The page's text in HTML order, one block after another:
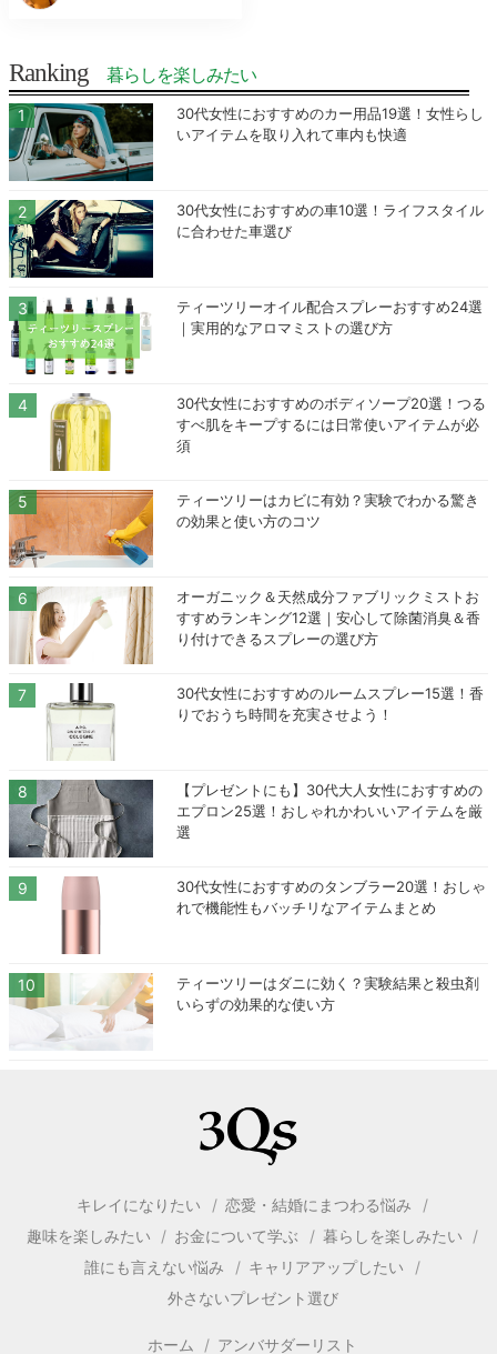
Ranking 暮らしを楽しみたい
30代女性におすすめのカー用品19選！女性らし
いアイテムを取り入れて車内も快適
30代女性におすすめの車10選！ライフスタイル
に合わせた車選び
ティーツリーオイル配合スプレーおすすめ24選
｜実用的なアロマミストの選び方
30代女性におすすめのボディソープ20選！つる
すべ肌をキープするには日常使いアイテムが必
須
ティーツリーはカビに有効？実験でわかる驚き
の効果と使い方のコツ
オーガニック＆天然成分ファブリックミストお
すすめランキング12選｜安心して除菌消臭＆香
り付けできるスプレーの選び方
30代女性におすすめのルームスプレー15選！香
りでおうち時間を充実させよう！
【プレゼントにも】30代大人女性におすすめの
エプロン25選！おしゃれかわいいアイテムを厳
選
30代女性におすすめのタンブラー20選！おしゃ
れで機能性もバッチリなアイテムまとめ
ティーツリーはダニに効く？実験結果と殺虫剤
いらずの効果的な使い方
キレイになりたい
恋愛・結婚にまつわる悩み
趣味を楽しみたい
お金について学ぶ
暮らしを楽しみたい
誰にも言えない悩み
キャリアアップしたい
外さないプレゼント選び
ホーム アンバサダーリスト